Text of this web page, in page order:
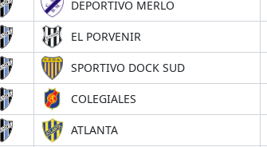
DEPORTIVO MERLO
EL PORVENIR
SPORTIVO DOCK SUD
COLEGIALES
ATLANTA